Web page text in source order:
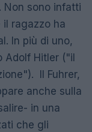
Non sono infatti
ragazzo ha
In più di uno,
Adolf Hitler ("il
Il Fuhrer,
anche sulla
in una
che gli